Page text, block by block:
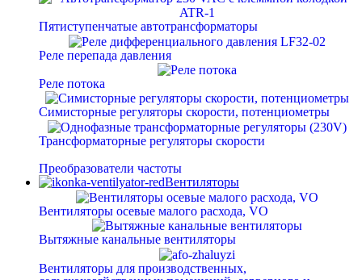
Пятиступенчатые автотрансформаторы
Реле перепада давления
Реле потока
Симисторные регуляторы скорости, потенциометры
Трансформаторные регуляторы скорости
Преобразователи частоты
Вентиляторы
Вентиляторы осевые малого расхода, VO
Вытяжные канальные вентиляторы
Вентиляторы для производственных,